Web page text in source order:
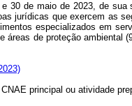
30 de maio de 2023, de sua
jurídicas que exercem as
especializados em
de proteção ambiental
principal ou atividade